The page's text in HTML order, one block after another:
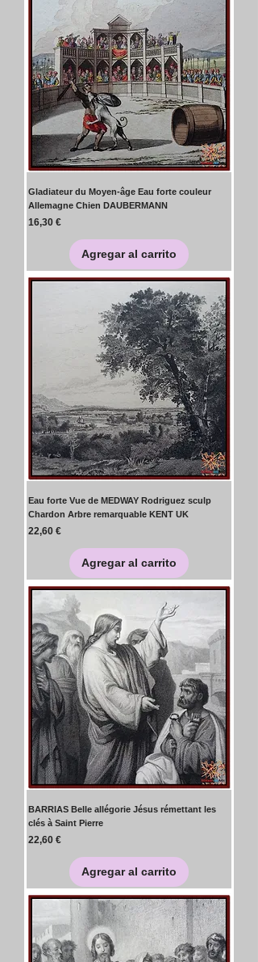
Gladiateur du Moyen-âge Eau forte couleur
Allemagne Chien DAUBERMANN
Precio
16,30 €
Agregar al carrito
Eau forte Vue de MEDWAY Rodriguez sculp
Chardon Arbre remarquable KENT UK
Precio
22,60 €
Agregar al carrito
BARRIAS Belle allégorie Jésus rémettant les
clés à Saint Pierre
Precio
22,60 €
Agregar al carrito